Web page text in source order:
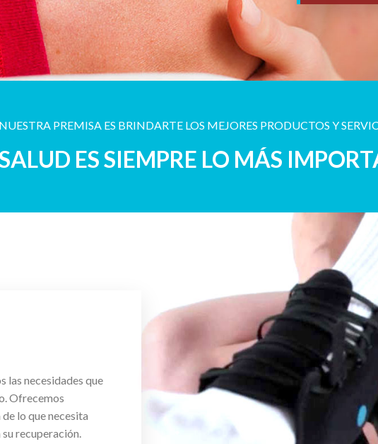
NUESTRA PREMISA ES BRINDARTE LOS MEJORES PRODUCTOS Y
ES SIEMPRE LO MÁS
las necesidades que
Ofrecemos
lo que necesita
recuperación.